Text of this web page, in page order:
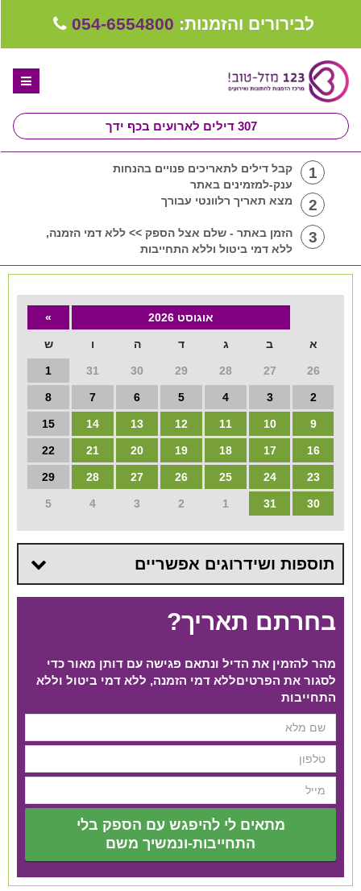
לבירורים והזמנות: 054-6554800
307 דילים לארועים בכף ידך
ספקים לחתונה מומלצים
קבלו ייעוץ בחינם
קבוצת וואטסאפ-ספקים עונים LIVE
שירות אישי בקליק
1
קבל דילים לתאריכים פנויים בהנחות
ענק-למזמינים באתר
2 מצא תאריך רלוונטי עבורך
3
הזמן באתר - שלם אצל הספק >> ללא דמי הזמנה,
ללא דמי ביטול וללא התחייבות
אוגוסט 2026 »
א ב ג ד ה ו ש
26
27
28
29
30
31
1
2
3
4
5
6
7
8
9
10
11
12
13
14
15
16
17
18
19
20
21
22
23
24
25
26
27
28
29
30
31
1
2
3
4
5
תוספות ושידרוגים אפשריים
בחרתם תאריך?
מהר להזמין את הדיל ונתאם פגישה עם דותן מאור כדי
לסגור את הפרטים​ ללא דמי הזמנה, ללא דמי ביטול וללא
התחייבות
מתאים לי להיפגש עם הספק בלי
התחייבות-ונמשיך משם